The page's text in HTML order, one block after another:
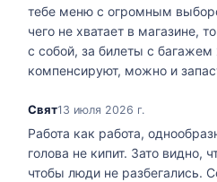
тебе меню с огромным
чего не хватает в магазине,
с собой, за билеты с багажем
компенсируют, можно и
Свят13 июля 2026 г.
Работа как работа,
голова не кипит. Зато видно,
чтобы люди не разбегались.